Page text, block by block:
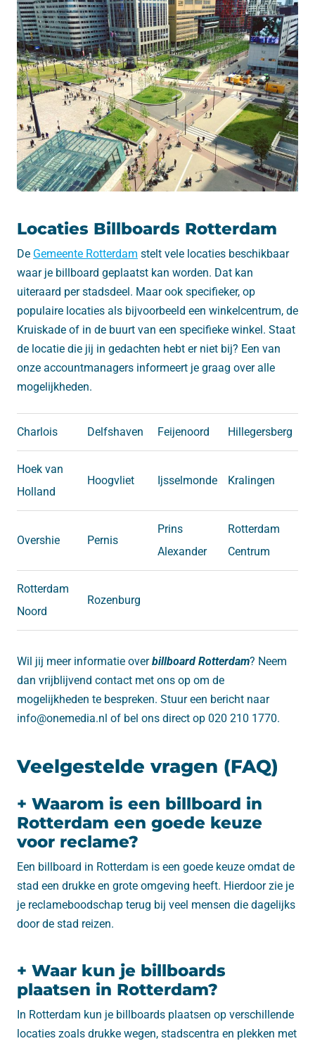
Locaties Billboards Rotterdam
De Gemeente Rotterdam stelt vele locaties beschikbaar
waar je billboard geplaatst kan worden. Dat kan
uiteraard per stadsdeel. Maar ook specifieker, op
populaire locaties als bijvoorbeeld een winkelcentrum, de
Kruiskade of in de buurt van een specifieke winkel. Staat
de locatie die jij in gedachten hebt er niet bij? Een van
onze accountmanagers informeert je graag over alle
mogelijkheden.
Charlois Delfshaven Feijenoord Hillegersberg
Hoek van
Holland
Hoogvliet Ijsselmonde Kralingen
Overshie Pernis
Prins
Alexander
Rotterdam
Centrum
Rotterdam
Noord
Rozenburg
Wil jij meer informatie overbillboard Rotterdam? Neem
dan vrijblijvend contact met ons op om de
mogelijkheden te bespreken. Stuur een bericht naar
info@onemedia.nl of bel ons direct op 020 210 1770.
Veelgestelde vragen (FAQ)
+ Waarom is een billboard in
Rotterdam een goede keuze
voor reclame?
Een billboard in Rotterdam is een goede keuze omdat de
stad een drukke en grote omgeving heeft. Hierdoor zie je
je reclameboodschap terug bij veel mensen die dagelijks
door de stad reizen.
+ Waar kun je billboards
plaatsen in Rotterdam?
In Rotterdam kun je billboards plaatsen op verschillende
locaties zoals drukke wegen, stadscentra en plekken met